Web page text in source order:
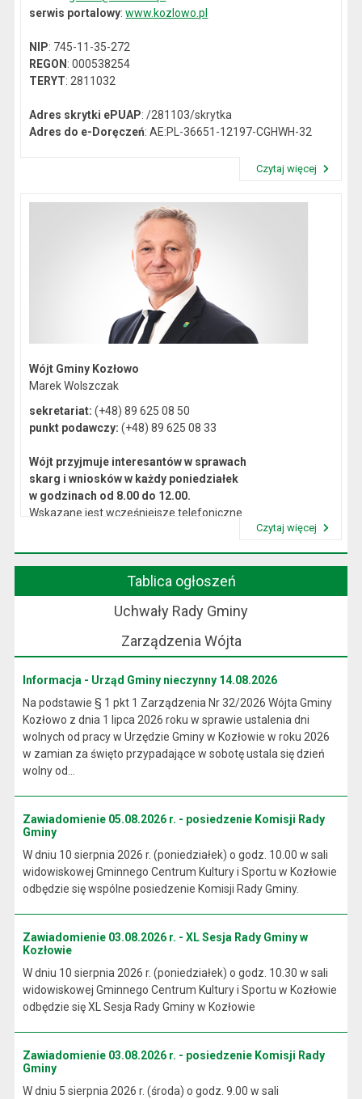
serwis portalowy:www.kozlowo.pl
NIP: 745-11-35-272
REGON: 000538254
TERYT: 2811032
Adres skrytki ePUAP: /281103/skrytka
Adres do e-Doręczeń: AE:PL-36651-12197-CGHWH-32
Czytaj więcej
Wójt Gminy Kozłowo
Marek Wolszczak
sekretariat: (+48) 89 625 08 50
punkt podawczy: (+48) 89 625 08 33
Wójt przyjmuje interesantów w sprawach
skarg i wniosków w każdy poniedziałek
w godzinach od 8.00 do 12.00.
Wskazane jest wcześniejsze telefoniczne
Czytaj więcej
Tablica ogłoszeń
Uchwały Rady Gminy
Zarządzenia Wójta
Informacja - Urząd Gminy nieczynny 14.08.2026
Na podstawie § 1 pkt 1 Zarządzenia Nr 32/2026 Wójta Gminy
Kozłowo z dnia 1 lipca 2026 roku w sprawie ustalenia dni
wolnych od pracy w Urzędzie Gminy w Kozłowie w roku 2026
w zamian za święto przypadające w sobotę ustala się dzień
wolny od...
Zawiadomienie 05.08.2026 r. - posiedzenie Komisji Rady
Gminy
W dniu 10 sierpnia 2026 r. (poniedziałek) o godz. 10.00 w sali
widowiskowej Gminnego Centrum Kultury i Sportu w Kozłowie
odbędzie się wspólne posiedzenie Komisji Rady Gminy.
Zawiadomienie 03.08.2026 r. - XL Sesja Rady Gminy w
Kozłowie
W dniu 10 sierpnia 2026 r. (poniedziałek) o godz. 10.30 w sali
widowiskowej Gminnego Centrum Kultury i Sportu w Kozłowie
odbędzie się XL Sesja Rady Gminy w Kozłowie
Zawiadomienie 03.08.2026 r. - posiedzenie Komisji Rady
Gminy
W dniu 5 sierpnia 2026 r. (środa) o godz. 9.00 w sali